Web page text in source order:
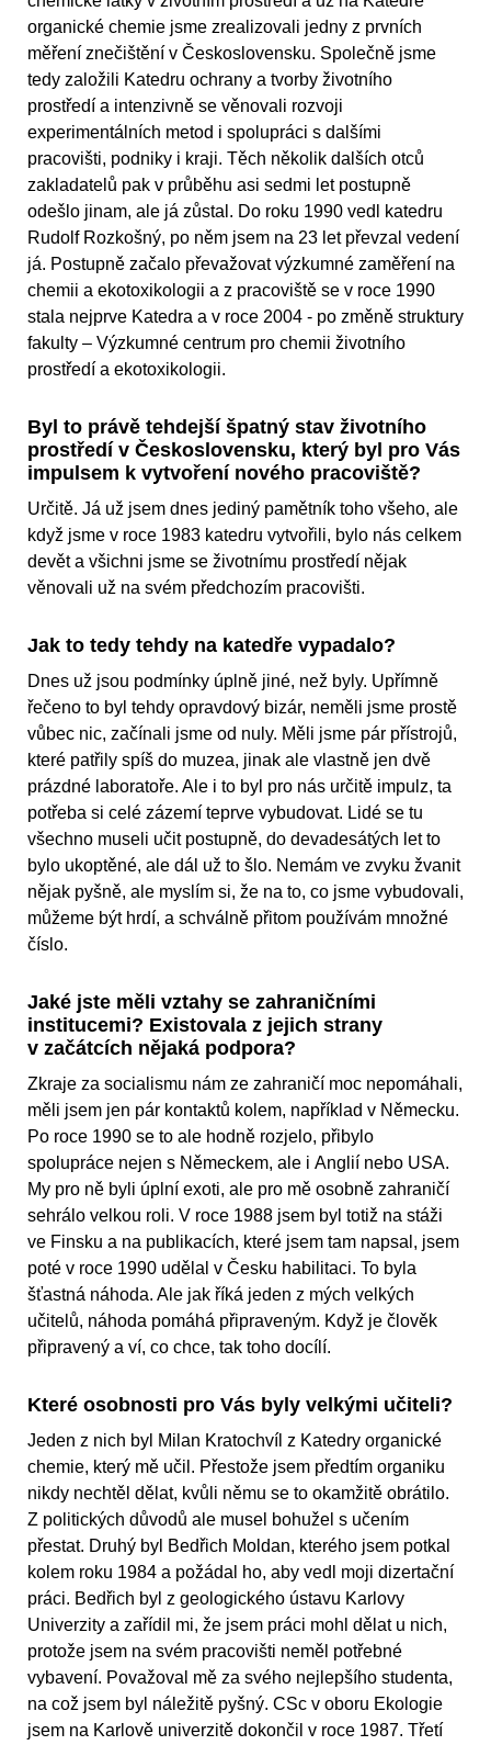
organické chemie jsme zrealizovali jedny z prvních
měření znečištění v Československu. Společně jsme
tedy založili Katedru ochrany a tvorby životního
prostředí a intenzivně se věnovali rozvoji
experimentálních metod i spolupráci s dalšími
pracovišti, podniky i kraji. Těch několik dalších otců
zakladatelů pak v průběhu asi sedmi let postupně
odešlo jinam, ale já zůstal. Do roku 1990 vedl katedru
Rudolf Rozkošný, po něm jsem na 23 let převzal vedení
já. Postupně začalo převažovat výzkumné zaměření na
chemii a ekotoxikologii a z pracoviště se v roce 1990
stala nejprve Katedra a v roce 2004 - po změně struktury
fakulty – Výzkumné centrum pro chemii životního
prostředí a ekotoxikologii.
Byl to právě tehdejší špatný stav životního
prostředí v Československu, který byl pro Vás
impulsem k vytvoření nového pracoviště?
Určitě. Já už jsem dnes jediný pamětník toho všeho, ale
když jsme v roce 1983 katedru vytvořili, bylo nás celkem
devět a všichni jsme se životnímu prostředí nějak
věnovali už na svém předchozím pracovišti.
Jak to tedy tehdy na katedře vypadalo?
Dnes už jsou podmínky úplně jiné, než byly. Upřímně
řečeno to byl tehdy opravdový bizár, neměli jsme prostě
vůbec nic, začínali jsme od nuly. Měli jsme pár přístrojů,
které patřily spíš do muzea, jinak ale vlastně jen dvě
prázdné laboratoře. Ale i to byl pro nás určitě impulz, ta
potřeba si celé zázemí teprve vybudovat. Lidé se tu
všechno museli učit postupně, do devadesátých let to
bylo ukoptěné, ale dál už to šlo. Nemám ve zvyku žvanit
nějak pyšně, ale myslím si, že na to, co jsme vybudovali,
můžeme být hrdí, a schválně přitom používám množné
číslo.
Jaké jste měli vztahy se zahraničními
institucemi? Existovala z jejich strany
v začátcích nějaká podpora?
Zkraje za socialismu nám ze zahraničí moc nepomáhali,
měli jsem jen pár kontaktů kolem, například v Německu.
Po roce 1990 se to ale hodně rozjelo, přibylo
spolupráce nejen s Německem, ale i Anglií nebo USA.
My pro ně byli úplní exoti, ale pro mě osobně zahraničí
sehrálo velkou roli. V roce 1988 jsem byl totiž na stáži
ve Finsku a na publikacích, které jsem tam napsal, jsem
poté v roce 1990 udělal v Česku habilitaci. To byla
šťastná náhoda. Ale jak říká jeden z mých velkých
učitelů, náhoda pomáhá připraveným. Když je člověk
připravený a ví, co chce, tak toho docílí.
Které osobnosti pro Vás byly velkými učiteli?
Jeden z nich byl Milan Kratochvíl z Katedry organické
chemie, který mě učil. Přestože jsem předtím organiku
nikdy nechtěl dělat, kvůli němu se to okamžitě obrátilo.
Z politických důvodů ale musel bohužel s učením
přestat. Druhý byl Bedřich Moldan, kterého jsem potkal
kolem roku 1984 a požádal ho, aby vedl moji dizertační
práci. Bedřich byl z geologického ústavu Karlovy
Univerzity a zařídil mi, že jsem práci mohl dělat u nich,
protože jsem na svém pracovišti neměl potřebné
vybavení. Považoval mě za svého nejlepšího studenta,
na což jsem byl náležitě pyšný. CSc v oboru Ekologie
jsem na Karlově univerzitě dokončil v roce 1987. Třetí